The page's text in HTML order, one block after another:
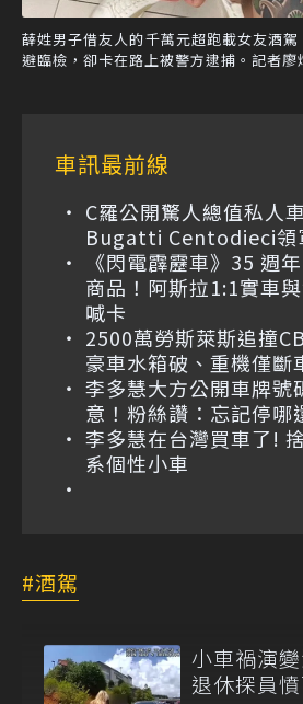
薛姓男子借友人的千萬元超跑載女友酒
避臨檢，卻卡在路上被警方逮捕。記者廖
車訊最前線
C羅公開驚人總值私人
Bugatti Centodieci領
《閃電霹靂車》35 週
商品！阿斯拉1:1實車
喊卡
2500萬勞斯萊斯追撞
豪車水箱破、重機僅斷
李多慧大方公開車牌號
意！粉絲讚：忘記停哪
李多慧在台灣買車了!
系個性小車
酒駕
小車禍演
退休探員